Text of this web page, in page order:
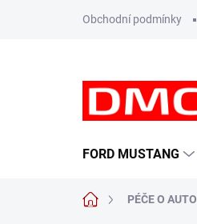
Obchodní podmínky
FORD MUSTANG
Domů PÉČE O AUTO